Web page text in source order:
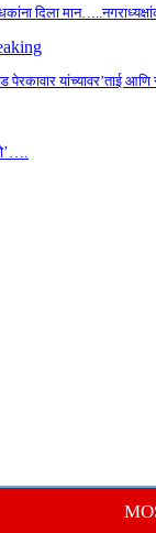
दिला
पेरकावार यांच्यावर’ताई